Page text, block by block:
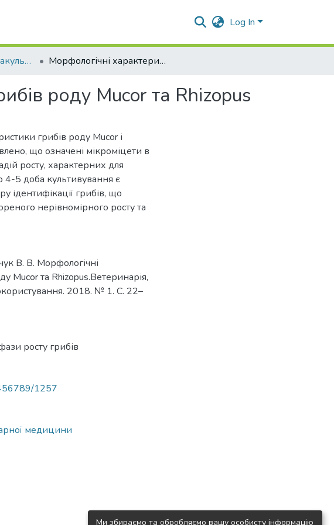
Log In
Фахові видання. Факультет ветеринарної медицини Морфологічні характеристики фаз росту грибів роду Mucor та Rhizopus
роду Mucor та Rhizopus
грибів роду Mucor і
що означені мікроміцети в
росту, характерних для
4-5 доба культивування є
ідентифікації грибів, що
нерівномірного росту та
В. В. Морфологічні
Mucor та Rhizopus.Ветеринарія,
2018. № 1. С. 22–
росту грибів
1257
медицини
Ми збираємо та обробляємо вашу особисту інформацію